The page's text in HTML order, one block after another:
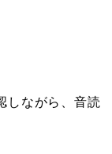
しながら、音読